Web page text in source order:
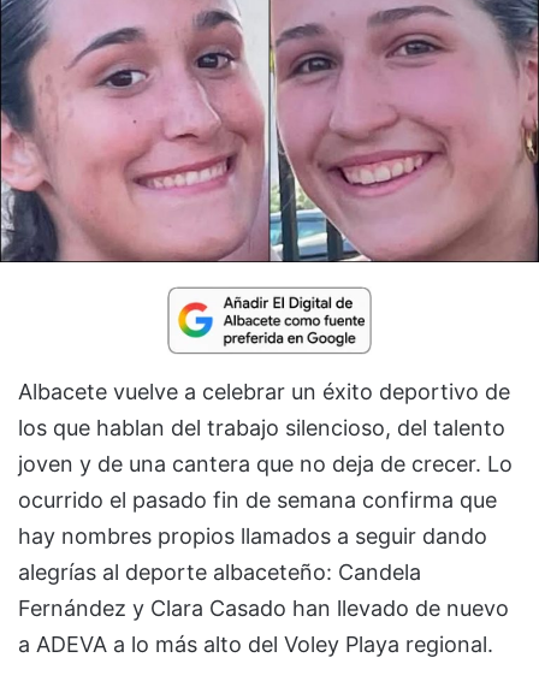
Albacete vuelve a celebrar un éxito deportivo de
los que hablan del trabajo silencioso, del talento
joven y de una cantera que no deja de crecer. Lo
ocurrido el pasado fin de semana confirma que
hay nombres propios llamados a seguir dando
alegrías al deporte albaceteño: Candela
Fernández y Clara Casado han llevado de nuevo
a ADEVA a lo más alto del Voley Playa regional.